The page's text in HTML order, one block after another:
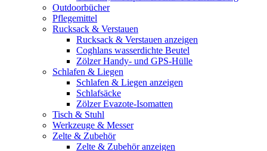
Outdoorbücher
Pflegemittel
Rucksack & Verstauen
Rucksack & Verstauen anzeigen
Coghlans wasserdichte Beutel
Zölzer Handy- und GPS-Hülle
Schlafen & Liegen
Schlafen & Liegen anzeigen
Schlafsäcke
Zölzer Evazote-Isomatten
Tisch & Stuhl
Werkzeuge & Messer
Zelte & Zubehör
Zelte & Zubehör anzeigen